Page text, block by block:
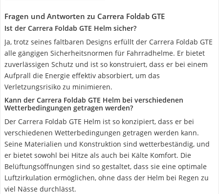
Fragen und Antworten zu Carrera Foldab GTE
Ist der Carrera Foldab GTE Helm sicher?
Ja, trotz seines faltbaren Designs erfüllt der Carrera Foldab GTE
alle gängigen Sicherheitsnormen für Fahrradhelme. Er bietet
zuverlässigen Schutz und ist so konstruiert, dass er bei einem
Aufprall die Energie effektiv absorbiert, um das
Verletzungsrisiko zu minimieren.
Kann der Carrera Foldab GTE Helm bei verschiedenen
Wetterbedingungen getragen werden?
Der Carrera Foldab GTE Helm ist so konzipiert, dass er bei
verschiedenen Wetterbedingungen getragen werden kann.
Seine Materialien und Konstruktion sind wetterbeständig, und
er bietet sowohl bei Hitze als auch bei Kälte Komfort. Die
Belüftungsöffnungen sind so gestaltet, dass sie eine optimale
Luftzirkulation ermöglichen, ohne dass der Helm bei Regen zu
viel Nässe durchlässt.